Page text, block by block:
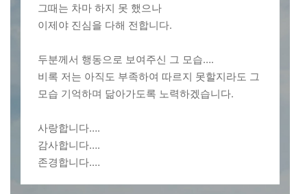
그때는 차마 하지 못 했으나
이제야 진심을 다해 전합니다.
두분께서 행동으로 보여주신 그 모습….
비록 저는 아직도 부족하여 따르지 못할지라도 그
모습 기억하며 닮아가도록 노력하겠습니다.
사랑합니다….
감사합니다….
존경합니다.…